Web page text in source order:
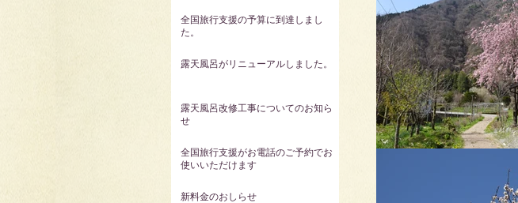
全国旅行支援の予算に到達しまし
た。
露天風呂がリニューアルしました。
露天風呂改修工事についてのお知ら
せ
全国旅行支援がお電話のご予約でお
使いいただけます
新料金のおしらせ